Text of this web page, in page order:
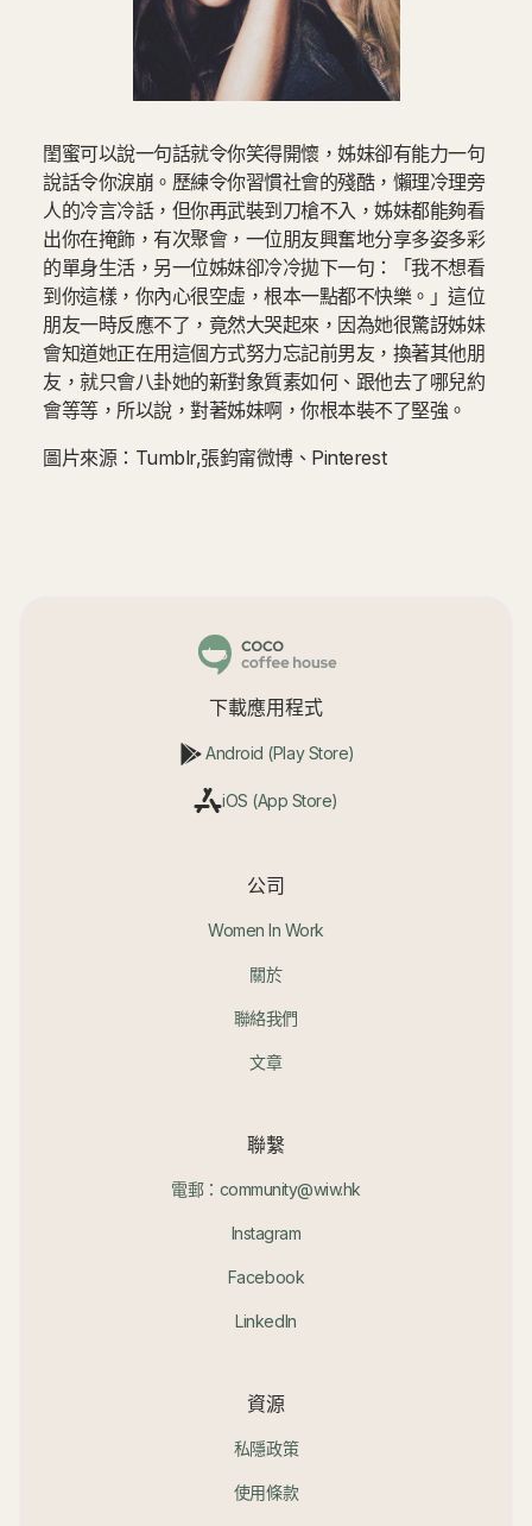
閨蜜可以說一句話就令你笑得開懷，姊妹卻有能力一句
說話令你淚崩。歷練令你習慣社會的殘酷，懶理冷理旁
人的冷言冷話，但你再武裝到刀槍不入，姊妹都能夠看
出你在掩飾，有次聚會，一位朋友興奮地分享多姿多彩
的單身生活，另一位姊妹卻冷冷拋下一句：「我不想看
到你這樣，你內心很空虛，根本一點都不快樂。」這位
朋友一時反應不了，竟然大哭起來，因為她很驚訝姊妹
會知道她正在用這個方式努力忘記前男友，換著其他朋
友，就只會八卦她的新對象質素如何、跟他去了哪兒約
會等等，所以說，對著姊妹啊，你根本裝不了堅強。
圖片來源：Tumblr,張鈞甯微博、Pinterest
下載應用程式
Android (Play Store)
iOS (App Store)
公司
Women In Work
關於
聯絡我們
文章
聯繫
電郵：community@wiw.hk
Instagram
Facebook
LinkedIn
資源
私隱政策
使用條款